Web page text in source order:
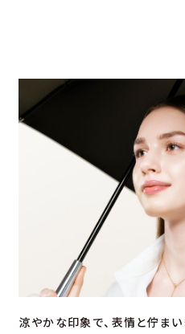
涼やかな印象で、 表情と佇まい